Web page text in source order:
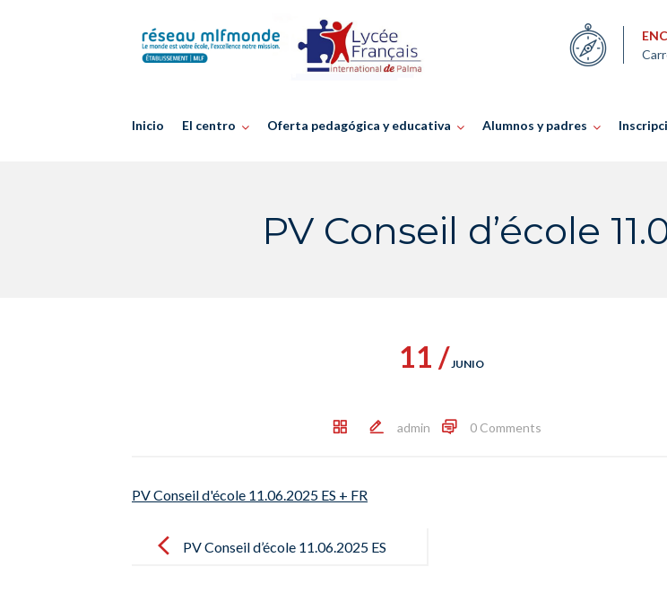
Inicio El centro Oferta pedagógica y educativa Alumnos y padres
PV Conseil d’école
11 /JUNIO
admin 0 Comments
PV Conseil d'école 11.06.2025 ES + FR
navigationPV Conseil d’école 11.06.2025 ES